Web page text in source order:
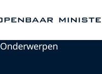
Onderwerpen